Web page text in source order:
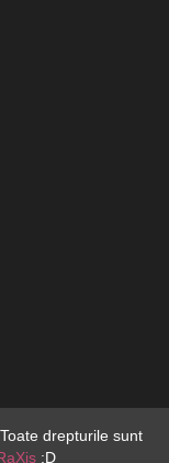
Toate drepturile sunt
:D